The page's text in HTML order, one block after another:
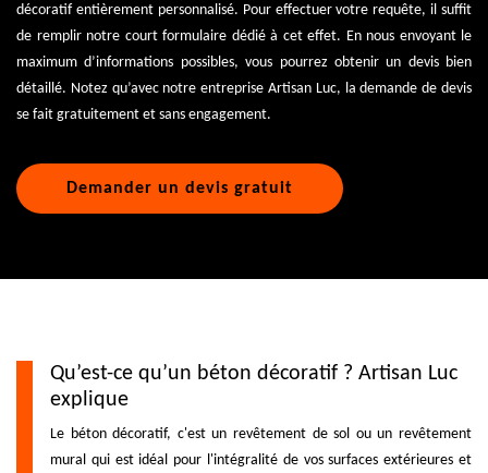
décoratif entièrement personnalisé. Pour effectuer votre requête, il suffit
de remplir notre court formulaire dédié à cet effet. En nous envoyant le
maximum d’informations possibles, vous pourrez obtenir un devis bien
détaillé. Notez qu’avec notre entreprise Artisan Luc, la demande de devis
se fait gratuitement et sans engagement.
Demander un devis gratuit
Qu’est-ce qu’un béton décoratif ? Artisan Luc
explique
Le béton décoratif, c'est un revêtement de sol ou un revêtement
mural qui est idéal pour l'intégralité de vos surfaces extérieures et